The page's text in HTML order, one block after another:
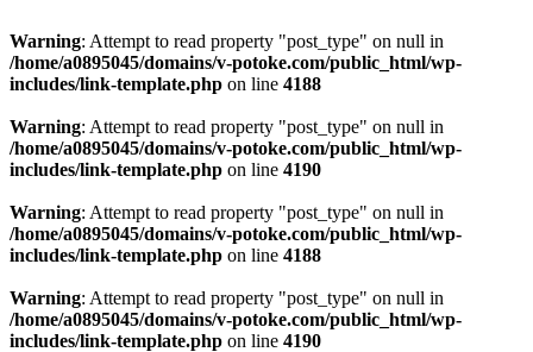
Warning: Attempt to read property "post_type" on null in
/home/a0895045/domains/v-potoke.com/public_html/wp-
includes/link-template.php on line 4188
Warning: Attempt to read property "post_type" on null in
/home/a0895045/domains/v-potoke.com/public_html/wp-
includes/link-template.php on line 4190
Warning: Attempt to read property "post_type" on null in
/home/a0895045/domains/v-potoke.com/public_html/wp-
includes/link-template.php on line 4188
Warning: Attempt to read property "post_type" on null in
/home/a0895045/domains/v-potoke.com/public_html/wp-
includes/link-template.php on line 4190